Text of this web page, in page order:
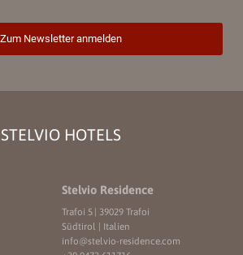
STELVIO HOTELS
Stelvio Residence
Trafoi 5
39029 Trafoi
Südtirol | Italien
info@stelvio-residence.com